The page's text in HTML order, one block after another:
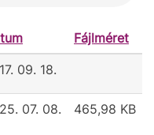
Fájlméret
09. 18.
07. 08. 465,98 KB